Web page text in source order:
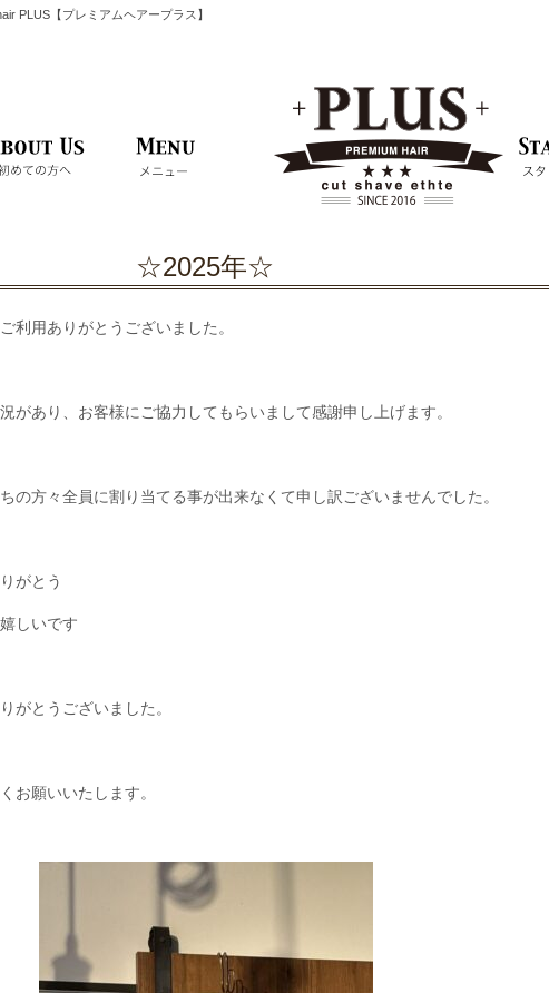
PLUS【プレミアムヘアープラス】
☆2025年☆
利用ありがとうございました。
があり、お客様にご協力してもらいまして感謝申し上げます。
の方々全員に割り当てる事が出来なくて申し訳ございませんでした。
がとう
しいです
がとうございました。
お願いいたします。